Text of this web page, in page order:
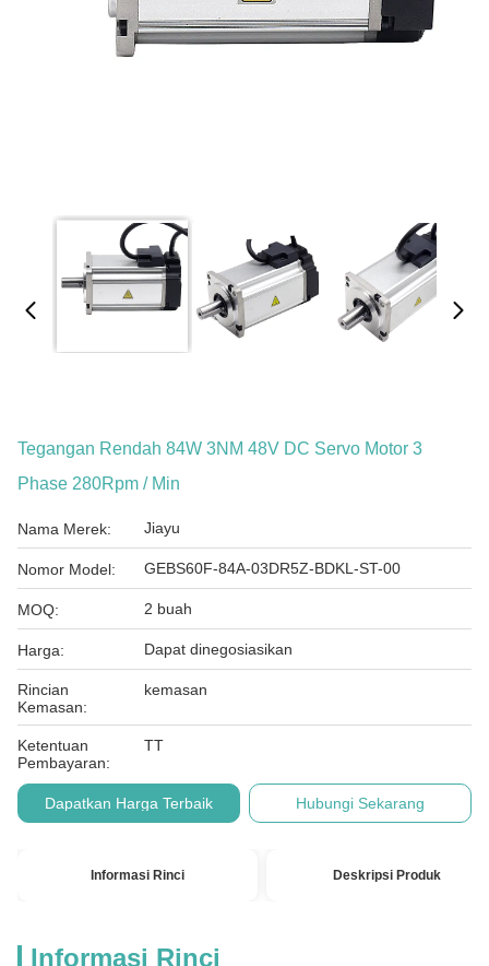
Tegangan Rendah 84W 3NM 48V DC Servo Motor 3
Phase 280Rpm / Min
Nama Merek: Jiayu
Nomor Model: GEBS60F-84A-03DR5Z-BDKL-ST-00
MOQ: 2 buah
Harga: Dapat dinegosiasikan
Rincian
Kemasan:
kemasan
Ketentuan
Pembayaran:
TT
Dapatkan Harga Terbaik Hubungi Sekarang
Informasi Rinci Deskripsi Produk
Informasi Rinci